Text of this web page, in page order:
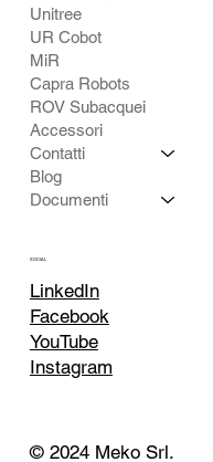
Unitree
UR Cobot
MiR
Capra Robots
ROV Subacquei
Accessori
Contatti
Blog
Documenti
SOCIAL
LinkedIn
Facebook
YouTube
Instagram
© 2024 Meko Srl.